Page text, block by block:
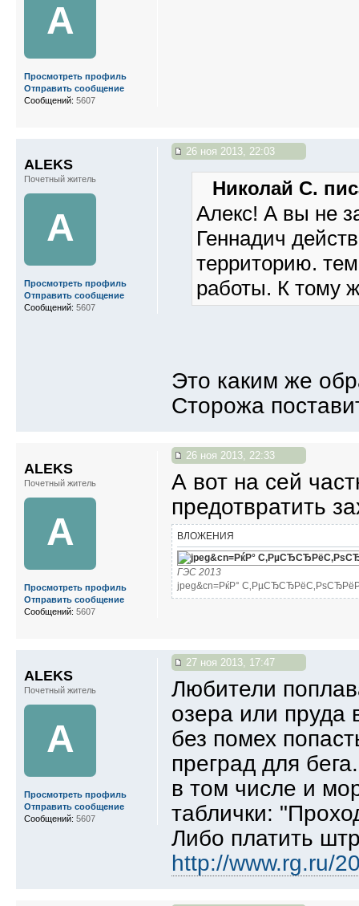
A
Просмотреть профиль
Отправить сообщение
Сообщений: 5607
26 ноя 2013, 22:03
Николай С.
Алекс! А вы не
Геннадич
территорию.
работы. К тому
Это каким же
Сторожа
ALEKS
Почетный житель
A
Просмотреть профиль
Отправить сообщение
Сообщений: 5607
26 ноя 2013, 22:33
А вот на сей
предотвратить
ВЛОЖЕНИЯ
ГЭС 2013
jpeg&cn=РќР°
ALEKS
Почетный житель
A
Просмотреть профиль
Отправить сообщение
Сообщений: 5607
27 ноя 2013, 17:47
Любители
озера или пруда
без помех
преград для
в том числе и
таблички:
Либо платить
http://www.rg.ru/
ALEKS
Почетный житель
A
Просмотреть профиль
Отправить сообщение
Сообщений: 5607